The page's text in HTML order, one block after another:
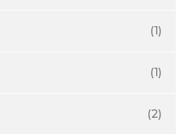
(1)
(1)
(2)